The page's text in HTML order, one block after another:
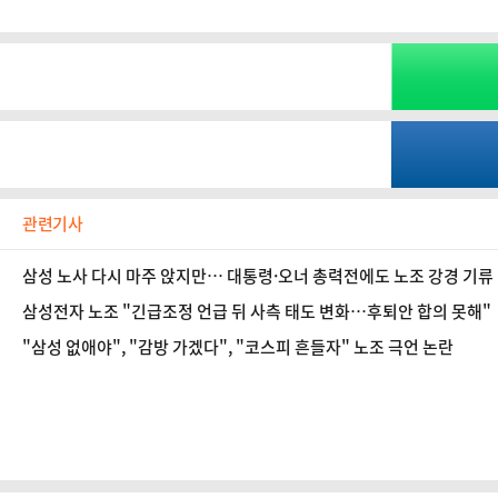
관련기사
삼성 노사 다시 마주 앉지만… 대통령·오너 총력전에도 노조 강경 기류
삼성전자 노조 "긴급조정 언급 뒤 사측 태도 변화…후퇴안 합의 못해"
"삼성 없애야", "감방 가겠다", "코스피 흔들자" 노조 극언 논란